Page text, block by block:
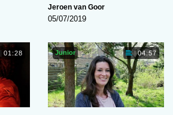
Jeroen van Goor
05/07/2019
01:28 Junior 04:57